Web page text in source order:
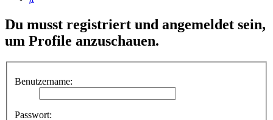
Du musst registriert und angemeldet sein,
um Profile anzuschauen.
Benutzername:
Passwort: